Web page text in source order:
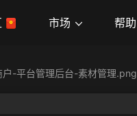
市场 帮助
户-平台管理后台-素材管理.png